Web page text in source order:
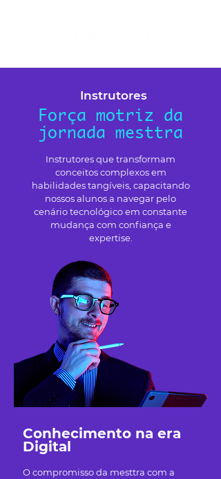
Instrutores
Força motriz da
jornada mesttra
Instrutores que transformam
conceitos complexos em
habilidades tangíveis, capacitando
nossos alunos a navegar pelo
cenário tecnológico em constante
mudança com confiança e
expertise.
Conhecimento na era
Digital
O compromisso da mesttra com a